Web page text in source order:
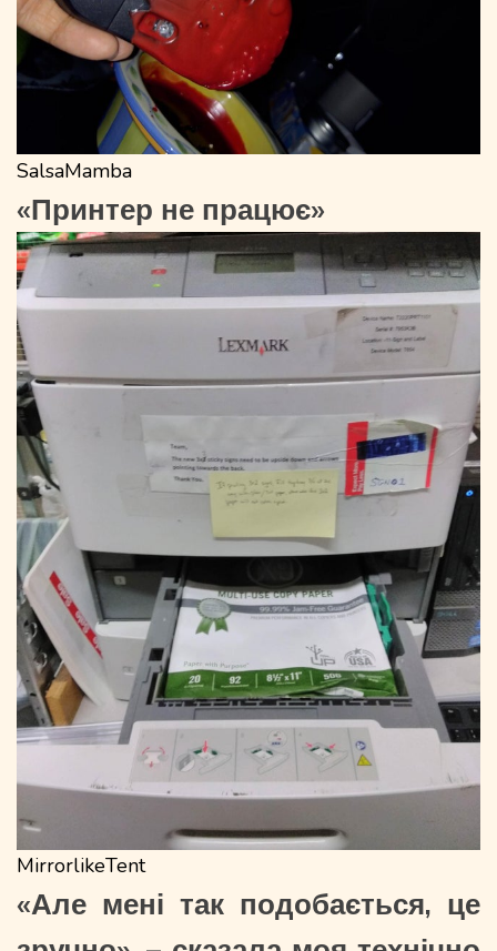
SalsaMamba
«Принтер не працює»
MirrorlikeTent
«Але мені так подобається, це